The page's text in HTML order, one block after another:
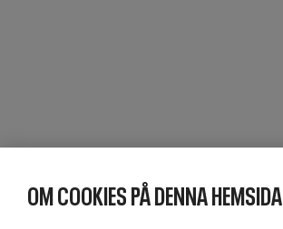
OM COOKIES PÅ DENNA HEMSIDA